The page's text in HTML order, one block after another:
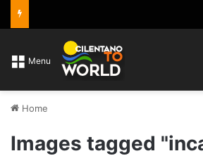
Menu
Home
Images tagged